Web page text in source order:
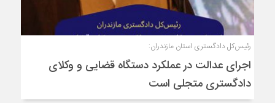
رئیس‌کل دادگستری استان مازندران:
اجرای عدالت در عملکرد دستگاه قضایی و وکلای
دادگستری متجلی است